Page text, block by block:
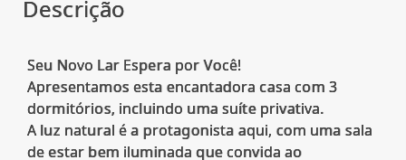
Descrição
Seu Novo Lar Espera por Você!
Apresentamos esta encantadora casa com 3
dormitórios, incluindo uma suíte privativa.
A luz natural é a protagonista aqui, com uma sala
de estar bem iluminada que convida ao